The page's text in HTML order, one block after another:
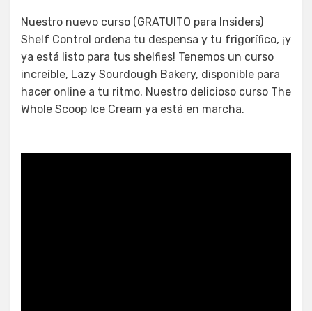
Nuestro nuevo curso (GRATUITO para Insiders)
Shelf Control ordena tu despensa y tu frigorífico, ¡y
ya está listo para tus shelfies! Tenemos un curso
increíble, Lazy Sourdough Bakery, disponible para
hacer online a tu ritmo. Nuestro delicioso curso The
Whole Scoop Ice Cream ya está en marcha.